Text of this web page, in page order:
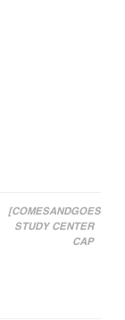
[COMESANDGOES]
STUDY CENTER
CAP